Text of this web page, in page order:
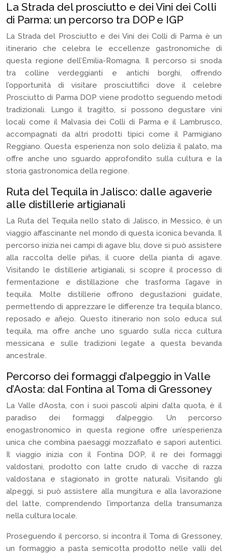
La Strada del prosciutto e dei Vini dei Colli
di Parma: un percorso tra DOP e IGP
La Strada del Prosciutto e dei Vini dei Colli di Parma è un
itinerario che celebra le eccellenze gastronomiche di
questa regione dell’Emilia-Romagna. Il percorso si snoda
tra colline verdeggianti e antichi borghi, offrendo
l’opportunità di visitare prosciuttifici dove il celebre
Prosciutto di Parma DOP viene prodotto seguendo metodi
tradizionali. Lungo il tragitto, si possono degustare vini
locali come il Malvasia dei Colli di Parma e il Lambrusco,
accompagnati da altri prodotti tipici come il Parmigiano
Reggiano. Questa esperienza non solo delizia il palato, ma
offre anche uno sguardo approfondito sulla cultura e la
storia gastronomica della regione.
Ruta del Tequila in Jalisco: dalle agaverie
alle distillerie artigianali
La Ruta del Tequila nello stato di Jalisco, in Messico, è un
viaggio affascinante nel mondo di questa iconica bevanda. Il
percorso inizia nei campi di agave blu, dove si può assistere
alla raccolta delle piñas, il cuore della pianta di agave.
Visitando le distillerie artigianali, si scopre il processo di
fermentazione e distillazione che trasforma l’agave in
tequila. Molte distillerie offrono degustazioni guidate,
permettendo di apprezzare le differenze tra tequila blanco,
reposado e añejo. Questo itinerario non solo educa sul
tequila, ma offre anche uno sguardo sulla ricca cultura
messicana e sulle tradizioni legate a questa bevanda
ancestrale.
Percorso dei formaggi d’alpeggio in Valle
d’Aosta: dal Fontina al Toma di Gressoney
La Valle d’Aosta, con i suoi pascoli alpini d’alta quota, è il
paradiso dei formaggi d’alpeggio. Un percorso
enogastronomico in questa regione offre un’esperienza
unica che combina paesaggi mozzafiato e sapori autentici.
Il viaggio inizia con il Fontina DOP, il re dei formaggi
valdostani, prodotto con latte crudo di vacche di razza
valdostana e stagionato in grotte naturali. Visitando gli
alpeggi, si può assistere alla mungitura e alla lavorazione
del latte, comprendendo l’importanza della transumanza
nella cultura locale.
Proseguendo il percorso, si incontra il Toma di Gressoney,
un formaggio a pasta semicotta prodotto nelle valli del